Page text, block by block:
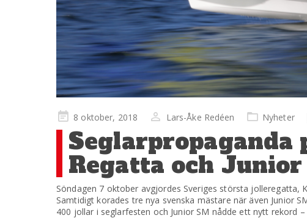
Publicerad
på
8 oktober, 2018 Lars-Åke Redéen Nyheter
Seglarpropaganda
Regatta och
Söndagen 7 oktober avgjordes Sveriges största jolleregatta,
Samtidigt korades tre nya svenska mästare när även Junior
400 jollar i seglarfesten och Junior SM nådde ett nytt rekord